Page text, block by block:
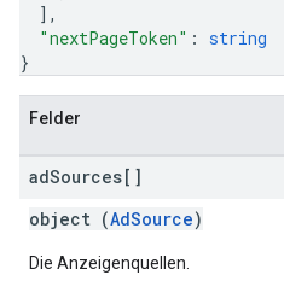
] ,
"nextPageToken" : string
}
Felder
adSources[]
object (AdSource)
Die Anzeigenquellen.